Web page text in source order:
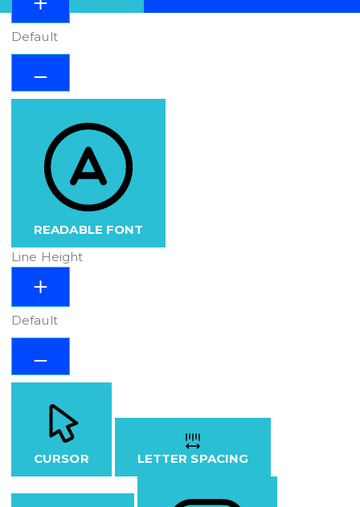
Default
READABLE FONT
Line Height
Default
CURSOR LETTER SPACING